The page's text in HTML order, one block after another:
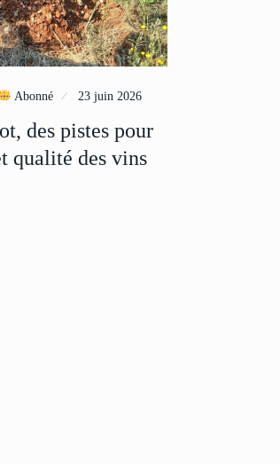
Abonné 23 juin 2026
des pistes pour
qualité des vins